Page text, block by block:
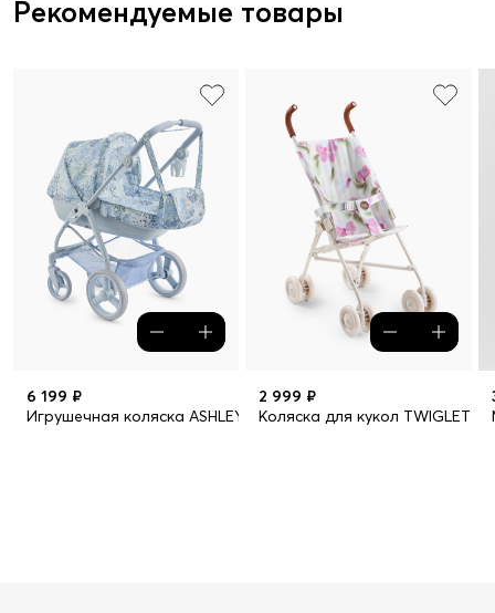
Рекомендуемые товары
6 199 ₽
Игрушечная коляска ASHLEY
2 999 ₽
Коляска для кукол TWIGLET